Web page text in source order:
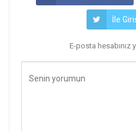
İle
E-posta hesabınız